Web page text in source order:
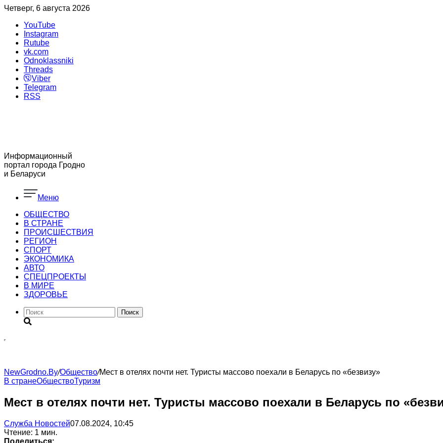
Четверг, 6 августа 2026
YouTube
Instagram
Rutube
vk.com
Odnoklassniki
Threads
Viber
Telegram
RSS
Информационный
портал города Гродно
и Беларуси
Меню
ОБЩЕСТВО
В СТРАНЕ
ПРОИСШЕСТВИЯ
РЕГИОН
CПОРТ
ЭКОНОМИКА
АВТО
СПЕЦПРОЕКТЫ
В МИРЕ
ЗДОРОВЬЕ
Поиск
NewGrodno.By/Общество/Мест в отелях почти нет. Туристы массово поехали в Беларусь по «безвизу»
В странеОбществоТуризм
Мест в отелях почти нет. Туристы массово поехали в Беларусь по
Служба Новостей07.08.2024, 10:45
Чтение: 1 мин.
Поделиться: